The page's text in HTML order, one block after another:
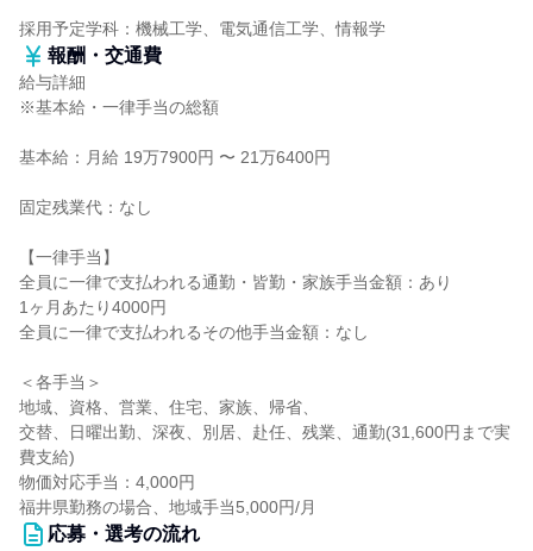
採用予定学科：機械工学、電気通信工学、情報学
報酬・交通費
給与詳細
※基本給・一律手当の総額
基本給：月給 19万7900円 〜 21万6400円
固定残業代：なし
【一律手当】
全員に一律で支払われる通勤・皆勤・家族手当金額：あり
1ヶ月あたり4000円
全員に一律で支払われるその他手当金額：なし
＜各手当＞
地域、資格、営業、住宅、家族、帰省、
交替、日曜出勤、深夜、別居、赴任、残業、通勤(31,600円まで実
費支給)
物価対応手当：4,000円
福井県勤務の場合、地域手当5,000円/月
応募・選考の流れ